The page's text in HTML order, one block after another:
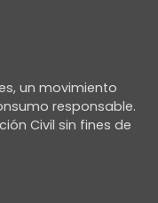
un movimiento
responsable.
Civil sin fines de